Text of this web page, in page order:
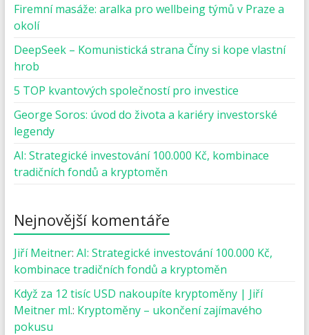
Firemní masáže: aralka pro wellbeing týmů v Praze a
okolí
DeepSeek – Komunistická strana Číny si kope vlastní
hrob
5 TOP kvantových společností pro investice
George Soros: úvod do života a kariéry investorské
legendy
AI: Strategické investování 100.000 Kč, kombinace
tradičních fondů a kryptoměn
Nejnovější komentáře
Jiří Meitner: AI: Strategické investování 100.000 Kč,
kombinace tradičních fondů a kryptoměn
Když za 12 tisíc USD nakoupíte kryptoměny | Jiří
Meitner ml.: Kryptoměny – ukončení zajímavého
pokusu